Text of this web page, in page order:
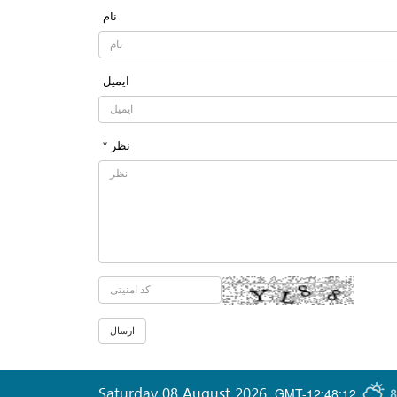
نام
ایمیل
* نظر
Saturday 08 August 2026